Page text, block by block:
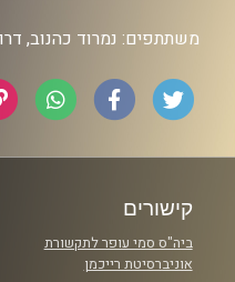
משתתפים: נמרוד כהנוב,
קישורים
ביה"ס סמי עופר לתקשורת
אוניברסיטת רייכמן